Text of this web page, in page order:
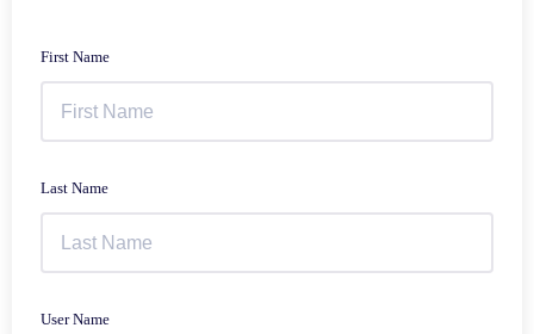
First Name
Last Name
User Name